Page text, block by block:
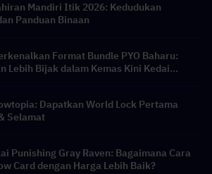
Mandiri Itik 2026: Kedudukan
Panduan Binaan
Format Bundle PYO Baharu:
Lebih Bijak dalam Kemas Kini Kedai
Dapatkan World Lock Pertama
Selamat
Punishing Gray Raven: Bagaimana Cara
Card dengan Harga Lebih Baik?